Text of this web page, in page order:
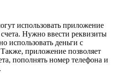
использовать приложение
Нужно ввести реквизиты
использовать деньги с
приложение позволяет
пополнять номер телефона и